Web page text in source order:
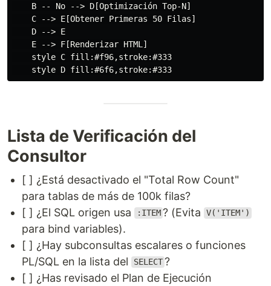
    B -- No --> D[Optimización Top-N]
    C --> E[Obtener Primeras 50 Filas]
    D --> E
    E --> F[Renderizar HTML]
    style C fill:#f96,stroke:#333
Lista de Verificación del
Consultor
[ ] ¿Está desactivado el "Total Row Count"
para tablas de más de 100k filas?
[ ] ¿El SQL origen usa
:ITEM ? (Evita V('ITEM')
para bind variables).
[ ] ¿Hay subconsultas escalares o funciones
PL/SQL en la lista del
SELECT ?
[ ] ¿Has revisado el Plan de Ejecución